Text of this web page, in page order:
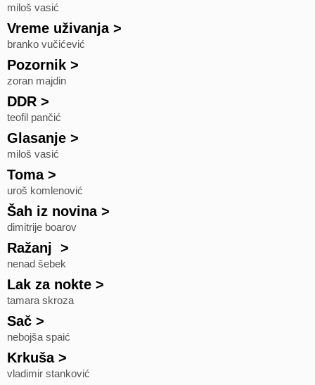
miloš vasić
Vreme uživanja>
branko vučićević
Pozornik >
zoran majdin
DDR >
teofil pančić
Glasanje >
miloš vasić
Toma>
uroš komlenović
Šah iz novina>
dimitrije boarov
Ražanj >
nenad šebek
Lak za nokte >
tamara skroza
Sač >
nebojša spaić
Krkuša>
vladimir stanković